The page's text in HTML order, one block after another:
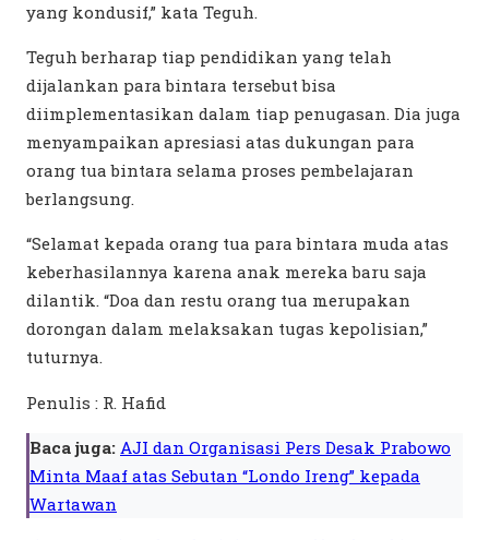
yang kondusif,” kata Teguh.
Teguh berharap tiap pendidikan yang telah
dijalankan para bintara tersebut bisa
diimplementasikan dalam tiap penugasan. Dia juga
menyampaikan apresiasi atas dukungan para
orang tua bintara selama proses pembelajaran
berlangsung.
“Selamat kepada orang tua para bintara muda atas
keberhasilannya karena anak mereka baru saja
dilantik. “Doa dan restu orang tua merupakan
dorongan dalam melaksakan tugas kepolisian,”
tuturnya.
Penulis : R. Hafid
Baca juga: AJI dan Organisasi Pers Desak Prabowo
Minta Maaf atas Sebutan “Londo Ireng” kepada
Wartawan